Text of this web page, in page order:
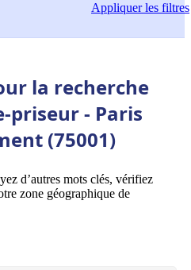
Appliquerles filtres
la recherche
priseur - Paris
(75001)
d’autres mots clés, vérifiez
zone géographique de